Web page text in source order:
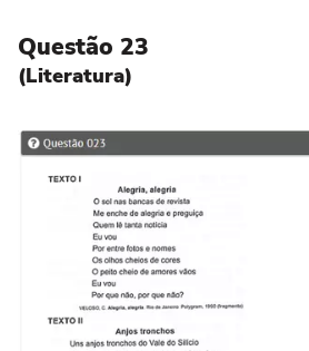
Questão 23
(Literatura)